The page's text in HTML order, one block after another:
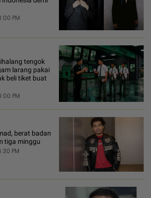
PM
tengok
larang pakai
beli tiket buat
PM
berat badan
tiga minggu
PM